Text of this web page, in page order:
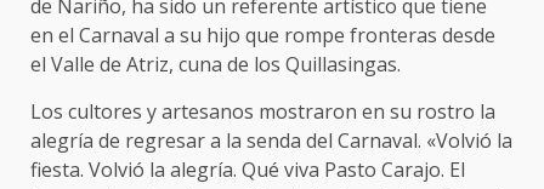
de Nariño, ha sido un referente artístico que tiene
en el Carnaval a su hijo que rompe fronteras desde
el Valle de Atriz, cuna de los Quillasingas.
Los cultores y artesanos mostraron en su rostro la
alegría de regresar a la senda del Carnaval. «Volvió la
fiesta. Volvió la alegría. Qué viva Pasto Carajo. El